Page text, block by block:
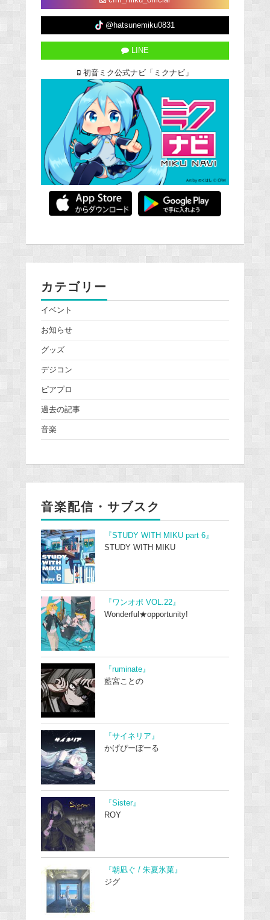
@hatsunemiku0831
LINE
初音ミク公式ナビ「ミクナビ」
カテゴリー
イベント
お知らせ
グッズ
デジコン
ピアプロ
過去の記事
音楽
音楽配信・サブスク
『STUDY WITH MIKU part 6』
STUDY WITH MIKU
『ワンオポ VOL.22』
Wonderful★opportunity!
『ruminate』
藍宮ことの
『サイネリア』
かげぴーぼーる
『Sister』
ROY
『朝凪ぐ / 朱夏氷菓』
ジグ